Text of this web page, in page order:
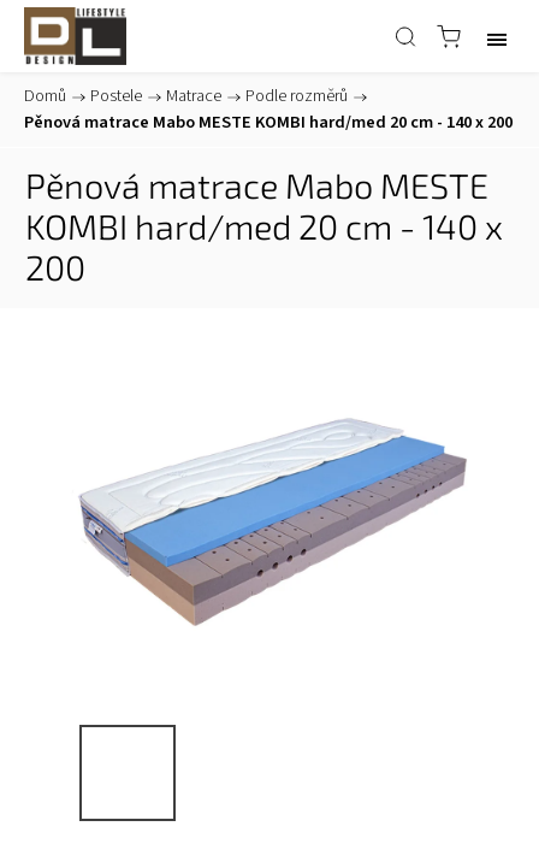
Domů / Postele / Matrace / Podle rozměrů /
Pěnová matrace Mabo MESTE KOMBI hard/med 20 cm - 140 x 200
Pěnová matrace Mabo MESTE
KOMBI hard/med 20 cm - 140 x
200